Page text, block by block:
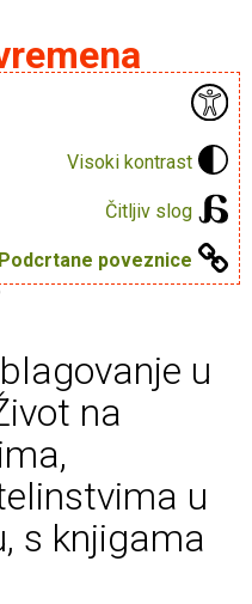
Visoki kontrast
Čitljiv slog
Podcrtane poveznice
knjiga.
u
na
u
s knjigama